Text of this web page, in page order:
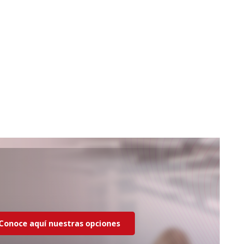
aquí nuestras opciones